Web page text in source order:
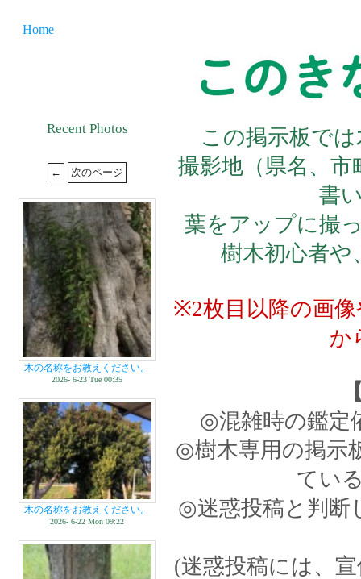
Home
Recent Photos
木の名称をお教えください。
2026- 6-23 Tue 00:35
木の名称をお教えください。
2026- 6-22 Mon 09:22
この掲示板で
撮影地（県名、
書
葉をアップに撮
樹木初心者や
※2枚目以降の画
か
◎混雑時の鑑定
◎樹木専用の掲示
てい
◎迷惑投稿と判断
(迷惑投稿には、